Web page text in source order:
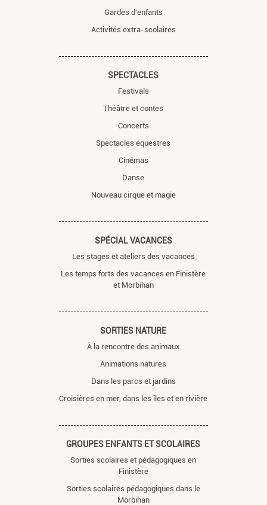
Gardes d'enfants
Activités extra-scolaires
SPECTACLES
Festivals
Théâtre et contes
Concerts
Spectacles équestres
Cinémas
Danse
Nouveau cirque et magie
SPÉCIAL VACANCES
Les stages et ateliers des vacances
Les temps forts des vacances en Finistère
et Morbihan
SORTIES NATURE
À la rencontre des animaux
Animations natures
Dans les parcs et jardins
Croisières en mer, dans les îles et en rivière
GROUPES ENFANTS ET SCOLAIRES
Sorties scolaires et pédagogiques en
Finistère
Sorties scolaires pédagogiques dans le
Morbihan